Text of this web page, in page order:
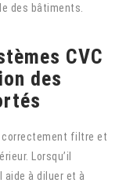
des bâtiments.
CVC
des
correctement filtre et
Lorsqu’il
à diluer et à